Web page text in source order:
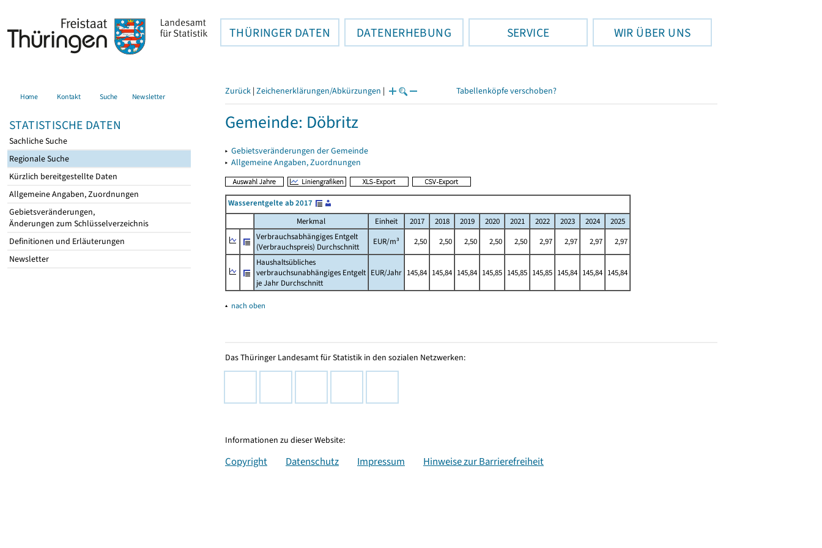
THÜRINGER DATEN DATENERHEBUNG SERVICE WIR ÜBER UNS
Home Kontakt Suche Newsletter
STATISTISCHE DATEN
Sachliche Suche
Regionale Suche
Kürzlich bereitgestellte Daten
Allgemeine Angaben, Zuordnungen
Gebietsveränderungen,
Änderungen zum Schlüsselverzeichnis
Definitionen und Erläuterungen
Newsletter
Zurück | Zeichenerklärungen/Abkürzungen | Tabellenköpfe verschoben?
Gemeinde: Döbritz
▸ Gebietsveränderungen der Gemeinde
▸ Allgemeine Angaben, Zuordnungen
Wasserentgelte ab 2017
Merkmal
Einheit 2017 2018 2019 2020 2021 2022 2023 2024
2025
Verbrauchsabhängiges Entgelt
(Verbrauchspreis) Durchschnitt
EUR/m³ 2,50 2,50 2,50 2,50 2,50 2,97 2,97 2,97
2,97
Haushaltsübliches
verbrauchsunabhängiges Entgelt
je Jahr Durchschnitt
EUR/Jahr 145,84 145,84 145,84 145,85 145,85 145,85 145,84 145,84 145,84
▴ nach oben
Das Thüringer Landesamt für Statistik in den sozialen Netzwerken:
Informationen zu dieser Website:
Copyright Datenschutz Impressum Hinweise zur Barrierefreiheit